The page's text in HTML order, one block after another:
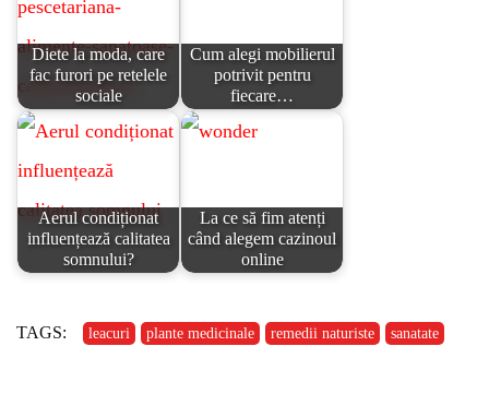
Diete la moda, care
fac furori pe retelele
sociale
Cum alegi mobilierul
potrivit pentru
fiecare…
Aerul condiționat
influențează calitatea
somnului?
La ce să fim atenți
când alegem cazinoul
online
TAGS: leacuri plante medicinale remedii naturiste sanatate